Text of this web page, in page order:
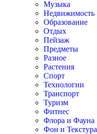
Музыка
Недвижимость
Образование
Отдых
Пейзаж
Предметы
Разное
Растения
Спорт
Технологии
Транспорт
Туризм
Фитнес
Флора и Фауна
Фон и Текстура